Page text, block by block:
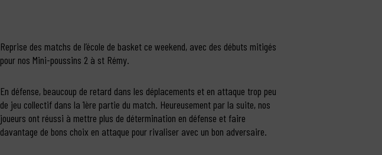
Reprise des matchs de l’école de basket ce weekend, avec des débuts mitigés
pour nos Mini-poussins 2 à st Rémy.
En défense, beaucoup de retard dans les déplacements et en attaque trop peu
de jeu collectif dans la 1ère partie du match. Heureusement par la suite, nos
joueurs ont réussi à mettre plus de détermination en défense et faire
davantage de bons choix en attaque pour rivaliser avec un bon adversaire.